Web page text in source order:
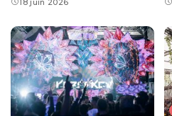
18 juin 2026